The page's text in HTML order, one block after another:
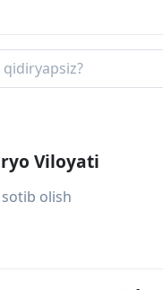
Viloyati
olish